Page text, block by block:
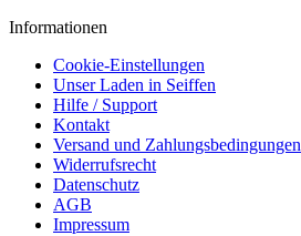
Informationen
Cookie-Einstellungen
Unser Laden in Seiffen
Hilfe / Support
Kontakt
Versand und Zahlungsbedingungen
Widerrufsrecht
Datenschutz
AGB
Impressum